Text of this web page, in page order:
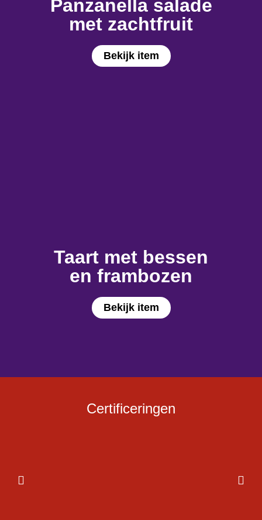
Bekijk item
Panzanella salade
met zachtfruit
Bekijk item
Taart met bessen
en frambozen
Certificeringen